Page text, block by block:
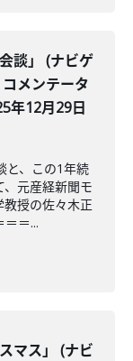
談」 (ナビゲ
メンテータ
年12月29日
と、この1年続
、元産経新聞モ
授の佐々木正
＝...
マス」 (ナビ